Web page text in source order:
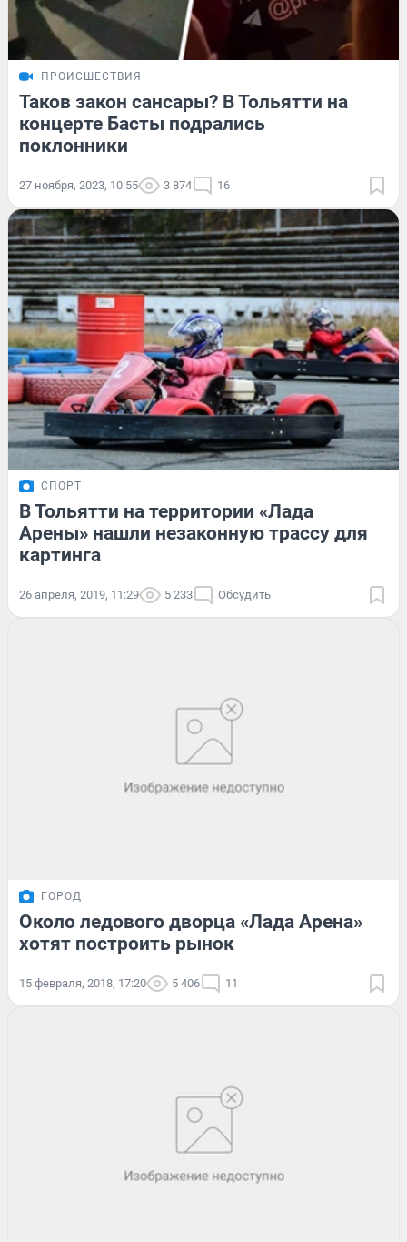
ПРОИСШЕСТВИЯ
Таков закон сансары? В Тольятти на
концерте Басты подрались
поклонники
27 ноября, 2023, 10:55 3 874 16
СПОРТ
В Тольятти на территории «Лада
Арены» нашли незаконную трассу для
картинга
26 апреля, 2019, 11:29 5 233 Обсудить
ГОРОД
Около ледового дворца «Лада Арена»
хотят построить рынок
15 февраля, 2018, 17:20 5 406 11